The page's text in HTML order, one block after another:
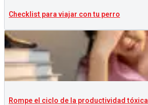
Checklist para viajar con tu perro
Rompe el ciclo de la productividad tóxica